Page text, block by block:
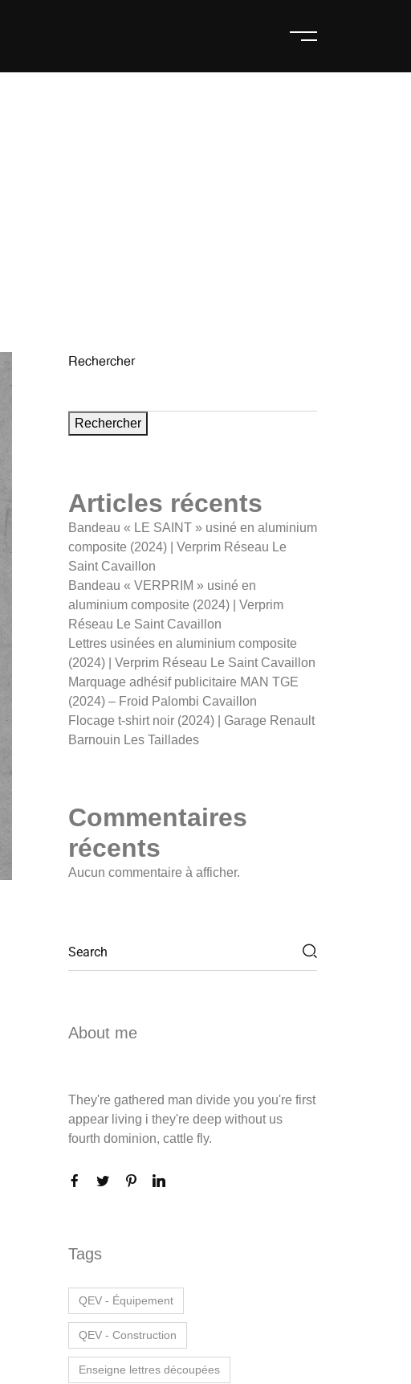
Rechercher
Rechercher
Articles récents
Bandeau « LE SAINT » usiné en aluminium
composite (2024) | Verprim Réseau Le
Saint Cavaillon
Bandeau « VERPRIM » usiné en
aluminium composite (2024) | Verprim
Réseau Le Saint Cavaillon
Lettres usinées en aluminium composite
(2024) | Verprim Réseau Le Saint Cavaillon
Marquage adhésif publicitaire MAN TGE
(2024) – Froid Palombi Cavaillon
Flocage t-shirt noir (2024) | Garage Renault
Barnouin Les Taillades
Commentaires
récents
Aucun commentaire à afficher.
About me
They're gathered man divide you you're first
appear living i they're deep without us
fourth dominion, cattle fly.
Tags
QEV - Équipement
QEV - Construction
Enseigne lettres découpées